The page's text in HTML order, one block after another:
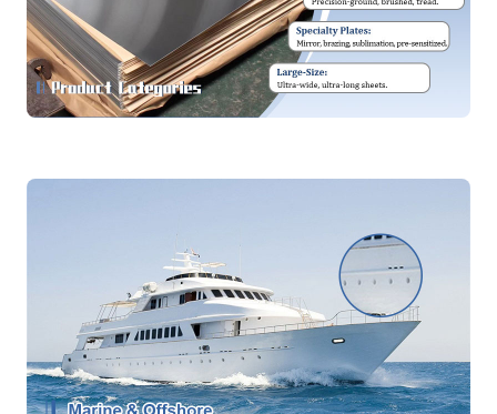
Alüminyum sac ve plakalarımız dünya genelinde çok
çeşitli sektörlerde kritik roller üstlenmektedir.